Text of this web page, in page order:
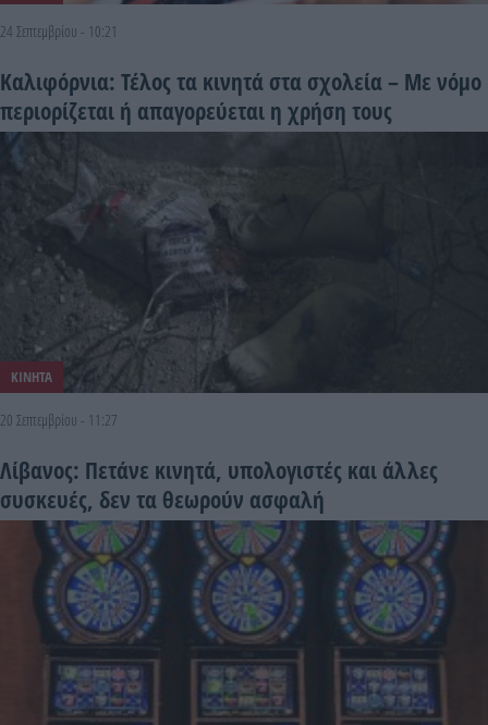
24 Σεπτεμβρίου - 10:21
Καλιφόρνια: Τέλος τα κινητά στα σχολεία – Με νόμο
περιορίζεται ή απαγορεύεται η χρήση τους
ΚΙΝΗΤΑ
20 Σεπτεμβρίου - 11:27
Λίβανος: Πετάνε κινητά, υπολογιστές και άλλες
συσκευές, δεν τα θεωρούν ασφαλή